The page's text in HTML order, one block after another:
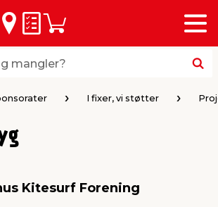
mangler?
mangler?
Huskeseddel
Indkøbskurv
Menu
I fixer, vi støtter
Kitesurf Forening